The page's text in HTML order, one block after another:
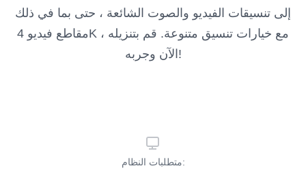
إلى تنسيقات الفيديو والصوت الشائعة ، حتى بما في ذلك
مقاطع فيديو 4K ، مع خيارات تنسيق متنوعة. قم بتنزيله
الآن وجربه!
متطلبات النظام: